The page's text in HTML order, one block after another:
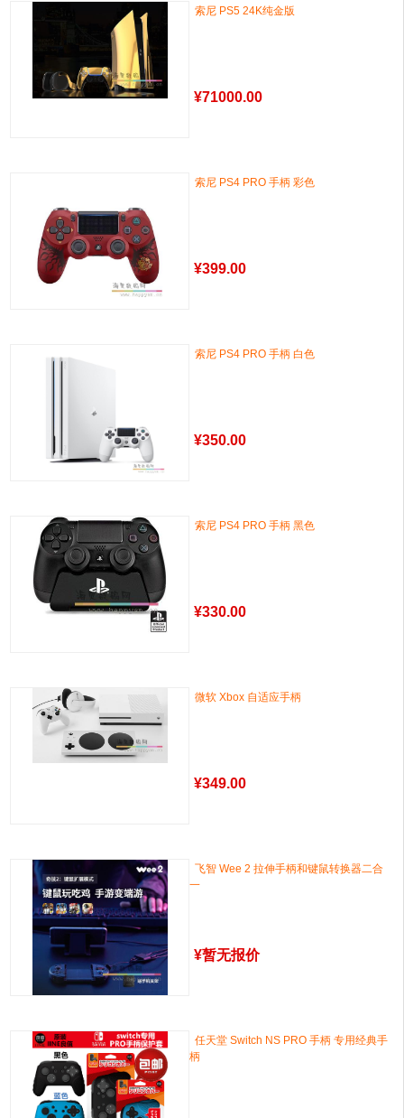
索尼 PS5 24K纯金版
¥71000.00
索尼 PS4 PRO 手柄 彩色
¥399.00
索尼 PS4 PRO 手柄 白色
¥350.00
索尼 PS4 PRO 手柄 黑色
¥330.00
微软 Xbox 自适应手柄
¥349.00
飞智 Wee 2 拉伸手柄和键鼠转换器二合
一
¥暂无报价
任天堂 Switch NS PRO 手柄 专用经典手
柄